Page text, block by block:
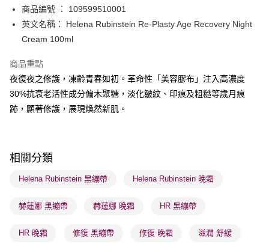
送貨方式
順豐自助櫃 - 確認發貨後1-3個工作天送達
順豐站及營業點 - 確認發貨後1-3個工作天送達
每筆HK$65.00，滿HK$300.00或以上免運費
取。逾期會取消訂單，並不會安排重寄
每筆HK$20.00，滿HK$100.00或以上免運費
取。逾期會取消訂單，並不會安排重寄
商品編號 ： 109599510001
英文名稱： Helena Rubinstein Re-Plasty Age Recovery Night
Cream 100ml
商品重點
夜復夜之修護，凍齡青春如初。革命性「美容膠布」注入高濃度
30%抗衰老活性成分偏木聚糖，淡化皺紋、印痕及粗糙等歲月痕
跡，顯著修護，展現煥然新肌。
相關分類
Helena Rubinstein 黑繃帶 Helena Rubinstein 晚霜
赫蓮娜 黑繃帶 赫蓮娜 晚霜 HR 黑繃帶
HR 晚霜 修復 黑繃帶 修復 晚霜 滋潤 舒緩